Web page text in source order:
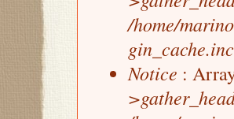
/home/
gin_cache.inc
Notice :